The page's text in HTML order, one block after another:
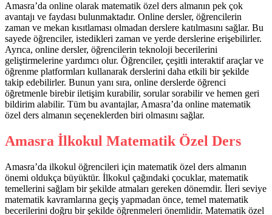
Amasra’da online olarak matematik özel ders almanın pek çok
avantajı ve faydası bulunmaktadır. Online dersler, öğrencilerin
zaman ve mekan kısıtlaması olmadan derslere katılmasını sağlar. Bu
sayede öğrenciler, istedikleri zaman ve yerde derslerine erişebilirler.
Ayrıca, online dersler, öğrencilerin teknoloji becerilerini
geliştirmelerine yardımcı olur. Öğrenciler, çeşitli interaktif araçlar ve
öğrenme platformları kullanarak derslerini daha etkili bir şekilde
takip edebilirler. Bunun yanı sıra, online derslerde öğrenci
öğretmenle birebir iletişim kurabilir, sorular sorabilir ve hemen geri
bildirim alabilir. Tüm bu avantajlar, Amasra’da online matematik
özel ders almanın seçeneklerden biri olmasını sağlar.
Amasra İlkokul Matematik Özel Ders
Amasra’da ilkokul öğrencileri için matematik özel ders almanın
önemi oldukça büyüktür. İlkokul çağındaki çocuklar, matematik
temellerini sağlam bir şekilde atmaları gereken dönemdir. İleri seviye
matematik kavramlarına geçiş yapmadan önce, temel matematik
becerilerini doğru bir şekilde öğrenmeleri önemlidir. Matematik özel